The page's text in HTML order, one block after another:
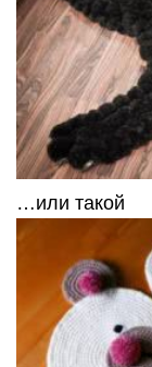
…или такой